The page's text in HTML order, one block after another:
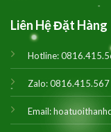
Liên Hệ Đặt Hàng
Hotline:
Zalo:0816.415.567
Email: